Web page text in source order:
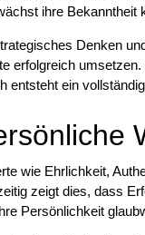
ihre Bekanntheit
Denken
erfolgreich
entsteht ein
wie Ehrlichkeit,
zeigt dies, dass
Persönlichkeit